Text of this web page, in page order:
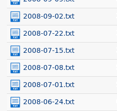
2008-09-02.txt
2008-07-22.txt
2008-07-15.txt
2008-07-08.txt
2008-07-01.txt
2008-06-24.txt